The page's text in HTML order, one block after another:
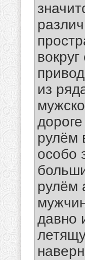
из
рулём
особо
рулём
давно